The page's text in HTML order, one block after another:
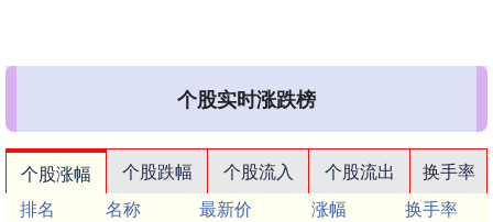
个股实时涨跌榜
个股涨幅 个股跌幅 个股流入 个股流出
换手率
排名
名称 最新价 涨幅
换手率